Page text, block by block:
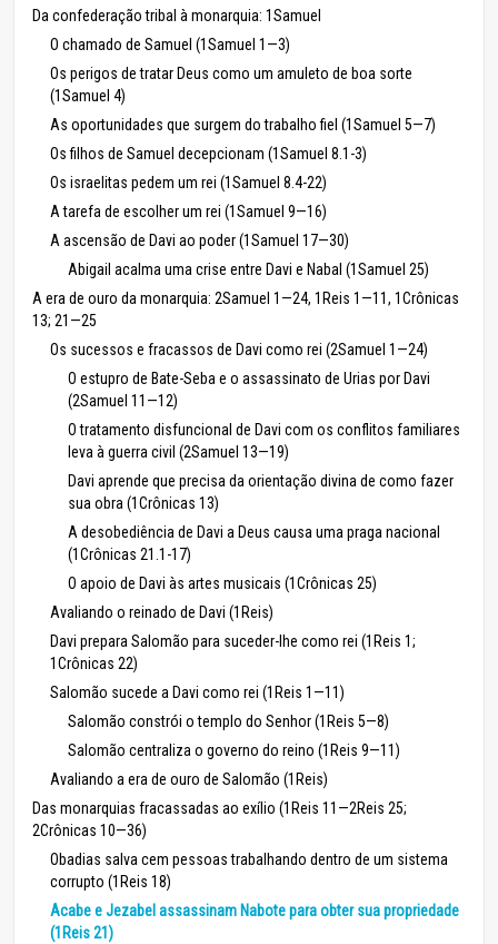
Da confederação tribal à monarquia: 1Samuel
O chamado de Samuel (1Samuel 1—3)
Os perigos de tratar Deus como um amuleto de boa sorte
(1Samuel 4)
As oportunidades que surgem do trabalho fiel (1Samuel 5—7)
Os filhos de Samuel decepcionam (1Samuel 8.1-3)
Os israelitas pedem um rei (1Samuel 8.4-22)
A tarefa de escolher um rei (1Samuel 9—16)
A ascensão de Davi ao poder (1Samuel 17—30)
Abigail acalma uma crise entre Davi e Nabal (1Samuel 25)
A era de ouro da monarquia: 2Samuel 1—24, 1Reis 1—11, 1Crônicas
13; 21—25
Os sucessos e fracassos de Davi como rei (2Samuel 1—24)
O estupro de Bate-Seba e o assassinato de Urias por Davi
(2Samuel 11—12)
O tratamento disfuncional de Davi com os conflitos familiares
leva à guerra civil (2Samuel 13—19)
Davi aprende que precisa da orientação divina de como fazer
sua obra (1Crônicas 13)
A desobediência de Davi a Deus causa uma praga nacional
(1Crônicas 21.1-17)
O apoio de Davi às artes musicais (1Crônicas 25)
Avaliando o reinado de Davi (1Reis)
Davi prepara Salomão para suceder-lhe como rei (1Reis 1;
1Crônicas 22)
Salomão sucede a Davi como rei (1Reis 1—11)
Salomão constrói o templo do Senhor (1Reis 5—8)
Salomão centraliza o governo do reino (1Reis 9—11)
Avaliando a era de ouro de Salomão (1Reis)
Das monarquias fracassadas ao exílio (1Reis 11—2Reis 25;
2Crônicas 10—36)
Obadias salva cem pessoas trabalhando dentro de um sistema
corrupto (1Reis 18)
Acabe e Jezabel assassinam Nabote para obter sua propriedade
(1Reis 21)